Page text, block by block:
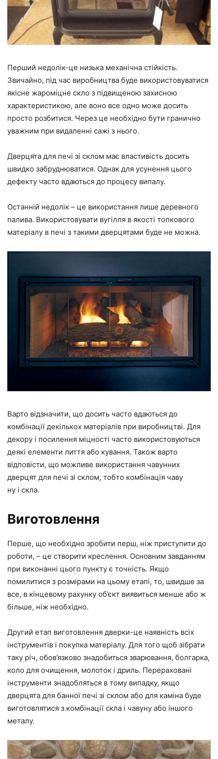
Перший недолік-це низька механічна стійкість.
Звичайно, під час виробництва буде використовуватися
якісне жароміцне скло з підвищеною захисною
характеристикою, але воно все одно може досить
просто розбитися. Через це необхідно бути гранично
уважним при видаленні сажі з нього.
Дверцята для печі зі склом має властивість досить
швидко забруднюватися. Однак для усунення цього
дефекту часто вдаються до процесу випалу.
Останній недолік – це використання лише деревного
палива. Використовувати вугілля в якості топкового
матеріалу в печі з такими дверцятами буде не можна.
Варто відзначити, що досить часто вдаються до
комбінації декількох матеріалів при виробництві. Для
декору і посилення міцності часто використовуються
деякі елементи лиття або кування. Також варто
відповісти, що можливе використання чавунних
дверцят для печі зі склом, тобто комбінація чаву
ну і скла.
Виготовлення
Перше, що необхідно зробити перш, ніж приступити до
роботи, – це створити креслення. Основним завданням
при виконанні цього пункту є точність. Якщо
помилитися з розмірами на цьому етапі, то, швидше за
все, в кінцевому рахунку об’єкт виявиться менше або ж
більше, ніж необхідно.
Другий етап виготовлення дверки-це наявність всіх
інструментів і покупка матеріалу. Для того щоб зібрати
таку річ, обов’язково знадобиться зварювання, болгарка,
коло для очищення, молоток і дриль. Перераховані
інструменти знадобляться в тому випадку, якщо
дверцята для банної печі зі склом або для каміна буде
виготовлятися з комбінації скла і чавуну або іншого
металу.